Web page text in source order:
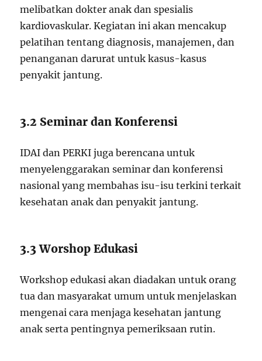
melibatkan dokter anak dan spesialis
kardiovaskular. Kegiatan ini akan mencakup
pelatihan tentang diagnosis, manajemen, dan
penanganan darurat untuk kasus-kasus
penyakit jantung.
3.2 Seminar dan Konferensi
IDAI dan PERKI juga berencana untuk
menyelenggarakan seminar dan konferensi
nasional yang membahas isu-isu terkini terkait
kesehatan anak dan penyakit jantung.
3.3 Worshop Edukasi
Workshop edukasi akan diadakan untuk orang
tua dan masyarakat umum untuk menjelaskan
mengenai cara menjaga kesehatan jantung
anak serta pentingnya pemeriksaan rutin.